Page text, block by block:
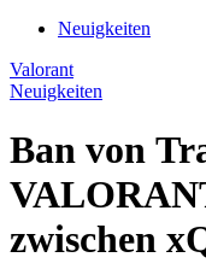
Neuigkeiten
Valorant
Neuigkeiten
Ban von
zwischen